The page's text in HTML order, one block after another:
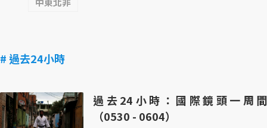
# 過去24小時
過去24小時：國際鏡頭一周間
（0530 - 0604）